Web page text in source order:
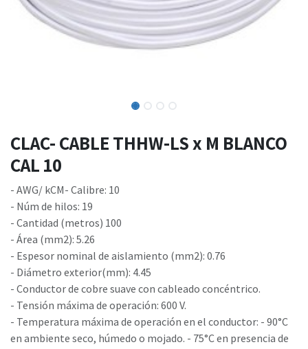
CLAC- CABLE THHW-LS x M BLANCO
CAL 10
- AWG/ kCM- Calibre: 10
- Núm de hilos: 19
- Cantidad (metros) 100
- Área (mm2): 5.26
- Espesor nominal de aislamiento (mm2): 0.76
- Diámetro exterior(mm): 4.45
- Conductor de cobre suave con cableado concéntrico.
- Tensión máxima de operación: 600 V.
- Temperatura máxima de operación en el conductor: - 90°C
en ambiente seco, húmedo o mojado. - 75°C en presencia de